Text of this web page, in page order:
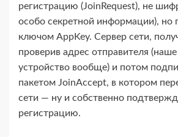
регистрацию (JoinRequest), не
особо секретной информации), но
ключом AppKey. Сервер сети,
проверив адрес отправителя
устройство вообще) и потом
пакетом JoinAccept, в котором
сети — ну и собственно
регистрацию.